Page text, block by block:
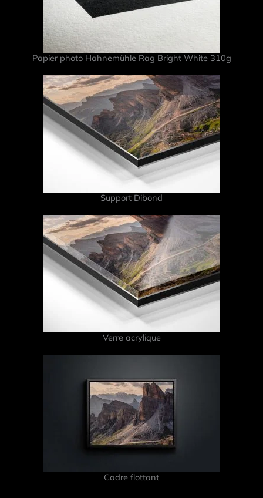
Papier photo Hahnemühle Rag Bright White 310g
Support Dibond
Verre acrylique
Cadre flottant